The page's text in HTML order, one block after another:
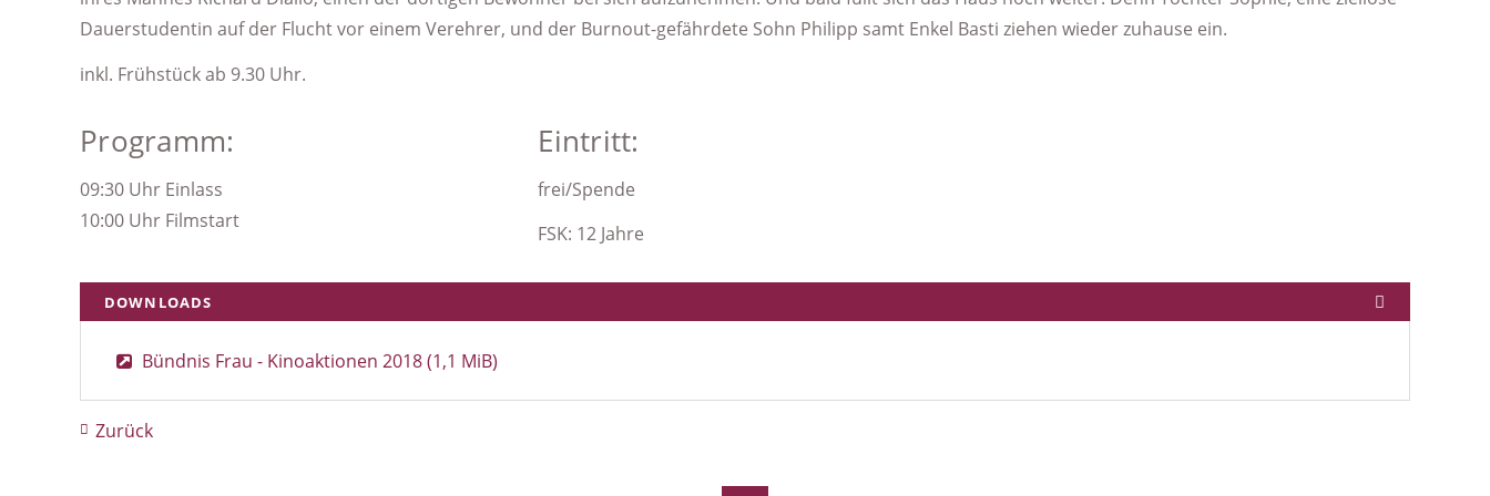
FRAU & BERUF - Flensburg
Beauftragte für Chancengleichheit am Arbeitsmarkt SGB III
Gleichstellungsbeauftragte Kappeln
Frauenzentrum Schleswig e.V.
Dauerstudentin auf der Flucht vor einem Verehrer, und der Burnout-gefährdete Sohn Philipp samt Enkel Basti ziehen wieder zuhause ein.
inkl. Frühstück ab 9.30 Uhr.
Programm:
09:30 Uhr Einlass
10:00 Uhr Filmstart
Eintritt:
frei/Spende
FSK: 12 Jahre
DOWNLOADS
Bündnis Frau - Kinoaktionen 2018(1,1 MiB)
Zurück